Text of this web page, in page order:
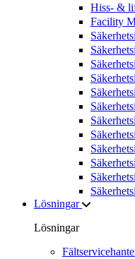
Hiss- &
Facility
Lösningar
Lösningar